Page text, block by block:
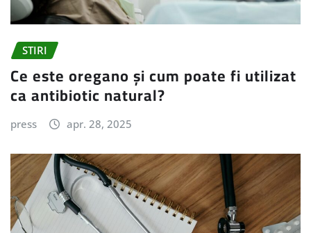
STIRI
Ce este oregano și cum poate fi utilizat
ca antibiotic natural?
press apr. 28, 2025